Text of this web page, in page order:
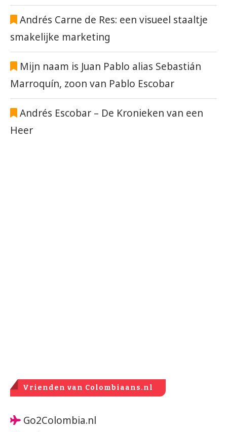
Andrés Carne de Res: een visueel staaltje
smakelijke marketing
Mijn naam is Juan Pablo alias Sebastián
Marroquín, zoon van Pablo Escobar
Andrés Escobar – De Kronieken van een
Heer
Vrienden van Colombiaans.nl
Go2Colombia.nl